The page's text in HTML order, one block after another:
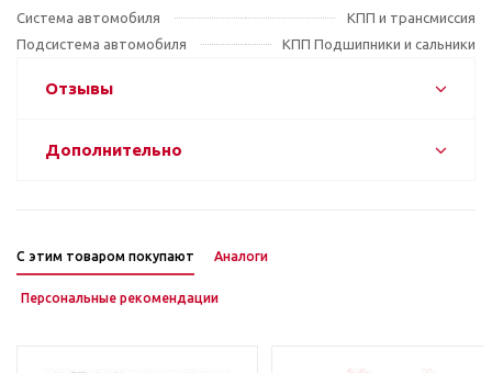
Система автомобиля
КПП и трансмиссия
Подсистема автомобиля
КПП Подшипники и сальники
Отзывы
Дополнительно
С этим товаром покупают Аналоги
Персональные рекомендации